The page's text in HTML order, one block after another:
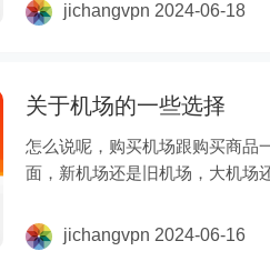
jichangvpn 2024-06-18
关于机场的一些选择
怎么说呢，购买机场跟购买商品
面，新机场还是旧机场，大机场
jichangvpn 2024-06-16